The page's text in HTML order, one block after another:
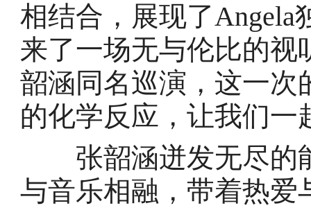
相结合，展现了
来了一场无与伦比的视
韶涵同名巡演，这一次
的化学反应，让我们一
张韶涵迸发无尽的
与音乐相融，带着热爱